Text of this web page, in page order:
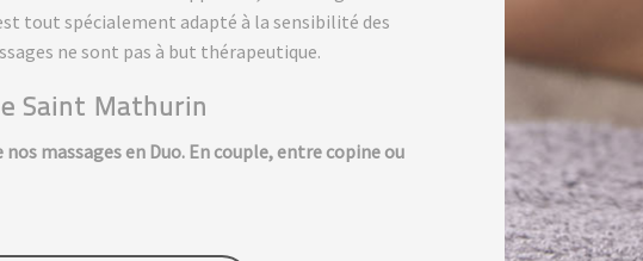
tout spécialement adapté à la sensibilité des
ne sont pas à but thérapeutique.
Saint Mathurin
massages en Duo. En couple, entre copine ou